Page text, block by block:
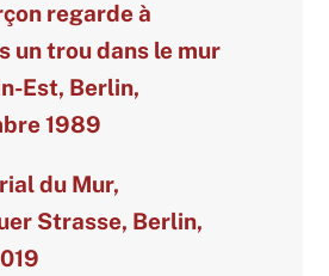
regarde à
un trou dans le mur
Est, Berlin,
1989
du Mur,
Strasse, Berlin,